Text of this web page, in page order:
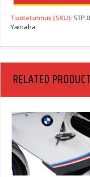
Tuotetunnus (SKU):
Yamaha
RELATED